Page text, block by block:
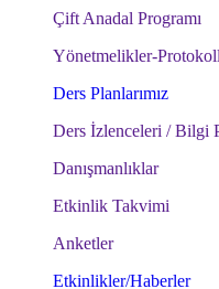
Çift Anadal Programı
Yönetmelikler-
Ders Planlarımız
Ders İzlenceleri / Bilgi
Danışmanlıklar
Etkinlik Takvimi
Anketler
Etkinlikler/Haberler